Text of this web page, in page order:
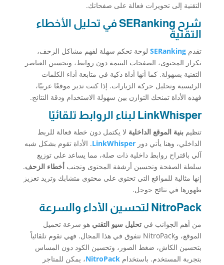
التقنية إلى تحويرات فعالة على صفحاتك.
شرح SERanking في تحليل الأخطاء
التقنية
تقدم SERankingلوحة تحكم سهلة لفهم مشاكل الزحف،
تكرار المحتوى، الصفحات اليتيمة دون روابط، وتحسين العناصر
التقنية بسهولة. كما أنها أداة ذكية في متابعة أداء الكلمات
الرئيسية وتحليل حركة الزيارات. إذا كنت تدير موقعًا عربيًا،
فهذه الأداة تمنحك التوازن بين سهولة الاستخدام ودقة النتائج.
LinkWhisper لبناء الروابط تلقائيًا
تنظيم بنية الموقع الداخلية لا يكتمل دون خطة فعالة للربط
الداخلي، وهنا يأتي دور LinkWhisper. الأداة تقوم بشكل شبه
آلي باقتراح روابط داخلية ذات صلة، مما يساعد على توزيع
سلطة الصفحة وتحسين أرشفة المحتوى وتجنب أخطاء الزحف.
إنها مثالية للمواقع التي تحتوي على محتوى متشابك وتريد تعزيز
ظهورها في نتائج جوجل.
NitroPack لتحسين الأداء والسرعة
من أهم الجوانب في تحليل سيو التقني هو سرعة تحميل
الموقع، وNitroPack تتفوق في هذا المجال. فهي تقوم تلقائياً
بتحسين الكاش، ضغط الصور، وتحسين الكود دون المساس
بتجربة المستخدم. باستخدام NitroPack، يمكن للمتاجر